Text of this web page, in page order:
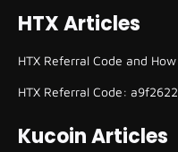
HTX Articles
HTX Referral Code and
HTX Referral Code:
Kucoin Articles